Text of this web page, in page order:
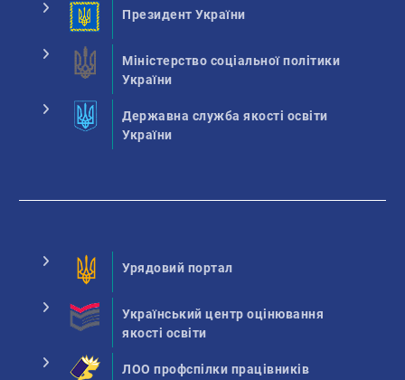
Президент України
Міністерство соціальної політики
України
Державна служба якості освіти
України
Урядовий портал
Український центр оцінювання
якості освіти
ЛОО профспілки працівників